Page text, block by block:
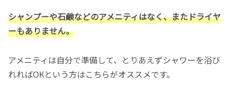
シャンプーや石鹸などのアメニティはなく、またドライヤ
ーもありません。
アメニティは自分で準備して、とりあえずシャワーを浴び
れればOKという方はこちらがオススメです。